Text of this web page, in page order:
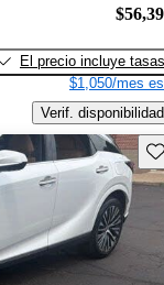
El precio incluye tasas
$1,050/mes
Verif. disponibilidad